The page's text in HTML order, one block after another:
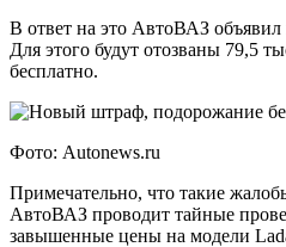
В ответ на это АвтоВАЗ
Для этого будут отозваны 79,5
бесплатно.
Фото: Autonews.ru
Примечательно, что такие
АвтоВАЗ проводит тайные
завышенные цены на модели